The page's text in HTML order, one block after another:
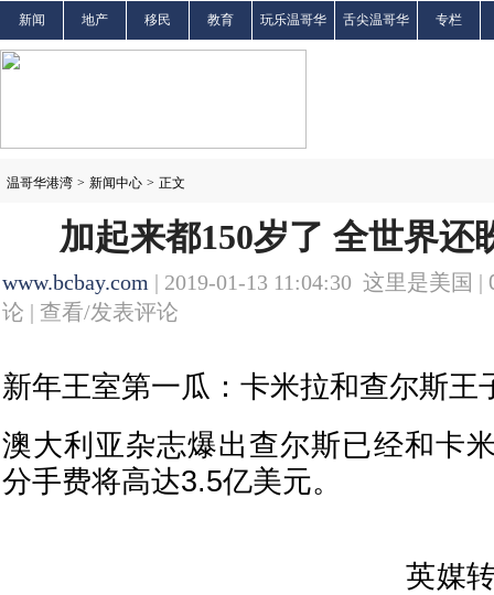
新闻 地产 移民 教育 玩乐温哥华 舌尖温哥华 专栏
温哥华港湾 > 新闻中心 > 正文
加起来都150岁了 全世界还
www.bcbay.com | 2019-01-13 11:04:30 这里是美国 |
论 | 查看/发表评论
新年王室第一瓜：卡米拉和查尔斯王
澳大利亚杂志爆出查尔斯已经和卡
分手费将高达3.5亿美元。
英媒转